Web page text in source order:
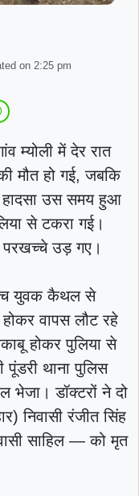
on 2:25 pm
म्योली में देर रात
मौत हो गई, जबकि
हादसा उस समय हुआ
से टकरा गई।
उड़ गए।
युवक कैथल से
वापस लौट रहे
होकर पुलिया से
थाना पुलिस
भेजा। डॉक्टरों ने दो
निवासी रंजीत सिंह
साहिल — को मृत